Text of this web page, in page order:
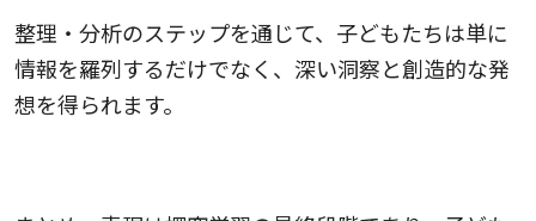
整理・分析のステップを通じて、子どもたちは単に
情報を羅列するだけでなく、深い洞察と創造的な発
想を得られます。